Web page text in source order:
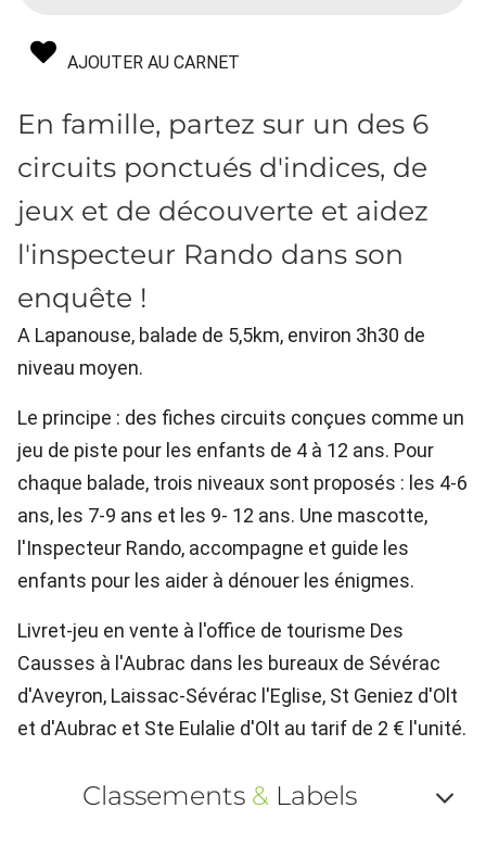
AJOUTER AU CARNET
En famille, partez sur un des 6
circuits ponctués d'indices, de
jeux et de découverte et aidez
l'inspecteur Rando dans son
enquête !
A Lapanouse, balade de 5,5km, environ 3h30 de
niveau moyen.
Le principe : des fiches circuits conçues comme un
jeu de piste pour les enfants de 4 à 12 ans. Pour
chaque balade, trois niveaux sont proposés : les 4-6
ans, les 7-9 ans et les 9- 12 ans. Une mascotte,
l'Inspecteur Rando, accompagne et guide les
enfants pour les aider à dénouer les énigmes.
Livret-jeu en vente à l'office de tourisme Des
Causses à l'Aubrac dans les bureaux de Sévérac
d'Aveyron, Laissac-Sévérac l'Eglise, St Geniez d'Olt
et d'Aubrac et Ste Eulalie d'Olt au tarif de 2 € l'unité.
Classements &Labels